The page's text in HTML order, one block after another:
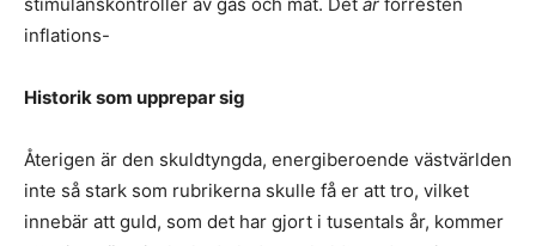
inflations-
Historik som upprepar sig
Återigen är den skuldtyngda, energiberoende västvärlden
inte så stark som rubrikerna skulle få er att tro, vilket
innebär att guld, som det har gjort i tusentals år, kommer